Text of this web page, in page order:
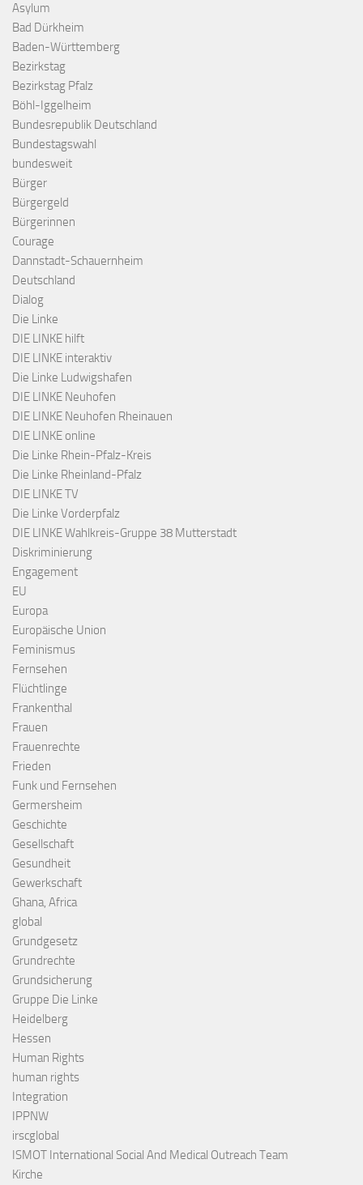
Asylum
Bad Dürkheim
Baden-Württemberg
Bezirkstag
Bezirkstag Pfalz
Böhl-Iggelheim
Bundesrepublik Deutschland
Bundestagswahl
bundesweit
Bürger
Bürgergeld
Bürgerinnen
Courage
Dannstadt-Schauernheim
Deutschland
Dialog
Die Linke
DIE LINKE hilft
DIE LINKE interaktiv
Die Linke Ludwigshafen
DIE LINKE Neuhofen
DIE LINKE Neuhofen Rheinauen
DIE LINKE online
Die Linke Rhein-Pfalz-Kreis
Die Linke Rheinland-Pfalz
DIE LINKE TV
Die Linke Vorderpfalz
DIE LINKE Wahlkreis-Gruppe 38 Mutterstadt
Diskriminierung
Engagement
EU
Europa
Europäische Union
Feminismus
Fernsehen
Flüchtlinge
Frankenthal
Frauen
Frauenrechte
Frieden
Funk und Fernsehen
Germersheim
Geschichte
Gesellschaft
Gesundheit
Gewerkschaft
Ghana, Africa
global
Grundgesetz
Grundrechte
Grundsicherung
Gruppe Die Linke
Heidelberg
Hessen
Human Rights
human rights
Integration
IPPNW
irscglobal
ISMOT International Social And Medical Outreach Team
Kirche